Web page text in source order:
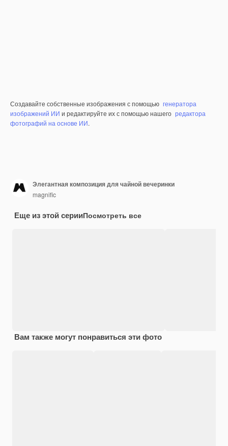
Создавайте собственные изображения с помощью генератора
изображений ИИ и редактируйте их с помощью нашего редактора
фотографий на основе ИИ.
Элегантная композиция для чайной вечеринки
magnific
Еще из этой серииПосмотреть все
Вам также могут понравиться эти фото